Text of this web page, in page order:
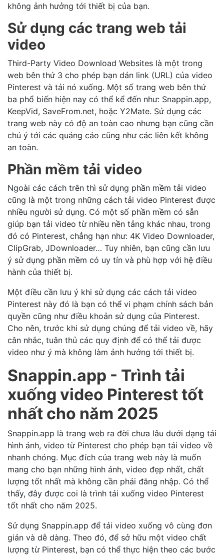
không ảnh hưởng tới thiết bị của bạn.
Sử dụng các trang web tải
video
Third-Party Video Download Websites là một trong
web bên thứ 3 cho phép bạn dán link (URL) của video
Pinterest và tải nó xuống. Một số trang web bên thứ
ba phổ biến hiện nay có thể kể đến như: Snappin.app,
KeepVid, SaveFrom.net, hoặc Y2Mate. Sử dụng các
trang web này có độ an toàn cao nhưng bạn cũng cần
chú ý tới các quảng cáo cũng như các liên kết không
an toàn.
Phần mềm tải video
Ngoài các cách trên thì sử dụng phần mềm tải video
cũng là một trong những cách tải video Pinterest được
nhiều người sử dụng. Có một số phần mềm có sẵn
giúp bạn tải video từ nhiều nền tảng khác nhau, trong
đó có Pinterest, chẳng hạn như: 4K Video Downloader,
ClipGrab, JDownloader… Tuy nhiên, bạn cũng cần lưu
ý sử dụng phần mềm có uy tín và phù hợp với hệ điều
hành của thiết bị.
Một điều cần lưu ý khi sử dụng các cách tải video
Pinterest này đó là bạn có thể vi phạm chính sách bản
quyền cũng như điều khoản sử dụng của Pinterest.
Cho nên, trước khi sử dụng chúng để tải video về, hãy
cân nhắc, tuân thủ các quy định để có thể tải được
video như ý mà không làm ảnh hưởng tới thiết bị.
Snappin.app - Trình tải
xuống video Pinterest tốt
nhất cho năm 2025
Snappin.app là trang web ra đời chưa lâu dưới dạng tải
hình ảnh, video từ Pinterest cho phép bạn tải video về
nhanh chóng. Mục đích của trang web này là muốn
mang cho bạn những hình ảnh, video đẹp nhất, chất
lượng tốt nhất mà không cần phải đăng nhập. Có thể
thấy, đây được coi là trình tải xuống video Pinterest
tốt nhất cho năm 2025.
Sử dụng Snappin.app để tải video xuống vô cùng đơn
giản và dễ dàng. Theo đó, để sở hữu một video chất
lượng từ Pinterest, bạn có thể thực hiện theo các bước